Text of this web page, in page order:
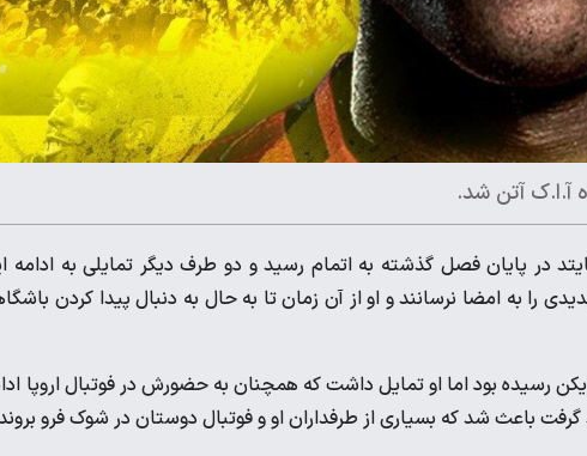
آ.ا.ک آتن شد.
در پایان فصل گذشته به اتمام رسید و دو طرف دیگر تمایلی به ادامه
را به امضا نرسانند و او از آن زمان تا به حال به دنبال پیدا کردن
رسیده بود اما او تمایل داشت که همچنان به حضورش در فوتبال اروپا
باعث شد که بسیاری از طرفداران او و فوتبال دوستان در شوک فرو